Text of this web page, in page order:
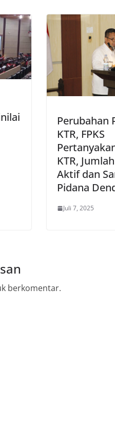
Perubahan
KTR, FPKS
KTR,
Aktif dan
Pidana
Juli 7, 2025
berkomentar.